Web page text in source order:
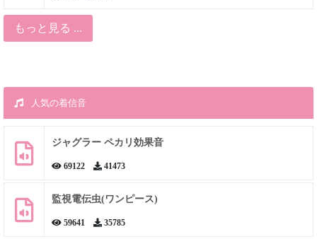
もっと見る ...
人気の着信音
ジャグラー ペカリ効果音
69122 41473
監視電伝虫(ワンピース)
59641 35785